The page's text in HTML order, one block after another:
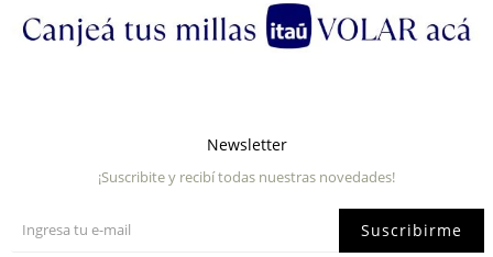
Newsletter
¡Suscribite y recibí todas nuestras novedades!
Suscribirme